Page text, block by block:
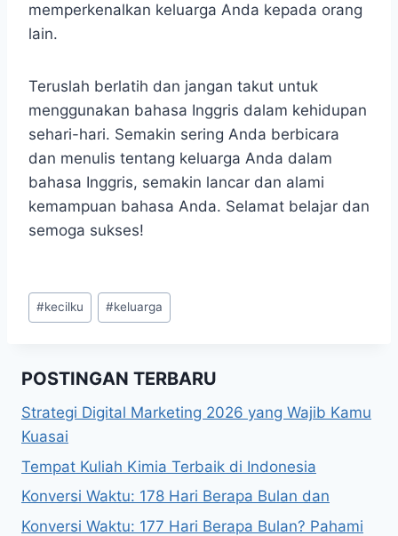
memperkenalkan keluarga Anda kepada orang
lain.
Teruslah berlatih dan jangan takut untuk
menggunakan bahasa Inggris dalam kehidupan
sehari-hari. Semakin sering Anda berbicara
dan menulis tentang keluarga Anda dalam
bahasa Inggris, semakin lancar dan alami
kemampuan bahasa Anda. Selamat belajar dan
semoga sukses!
Post
Tags:
#kecilku #keluarga
POSTINGAN TERBARU
Strategi Digital Marketing 2026 yang Wajib Kamu
Kuasai
Tempat Kuliah Kimia Terbaik di Indonesia
Konversi Waktu: 178 Hari Berapa Bulan dan
Konversi Waktu: 177 Hari Berapa Bulan? Pahami